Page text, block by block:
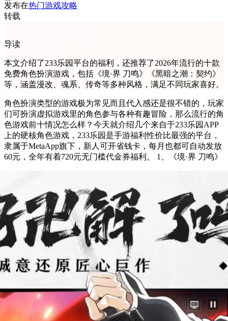
发布在热门游戏攻略
转载
导读
本文介绍了233乐园平台的福利，还推荐了2026年流行的十款
免费角色扮演游戏，包括《境·界 刀鸣》《黑暗之潮：契约》
等，涵盖漫改、魂系、传奇等多种风格，满足不同玩家喜好。
角色扮演类型的游戏极为常见而且代入感还是很不错的，玩家
们可扮演虚拟游戏里的角色参与各种有趣冒险，那么流行的角
色游戏前十情况怎么样？今天就介绍几个来自于233乐园APP
上的硬核角色游戏，233乐园是手游福利性价比最强的平台，
隶属于MetaApp旗下，新人可开省钱卡，每月也都可自动发放
60元，全年有着720元无门槛代金券福利。 1、《境·界 刀鸣》